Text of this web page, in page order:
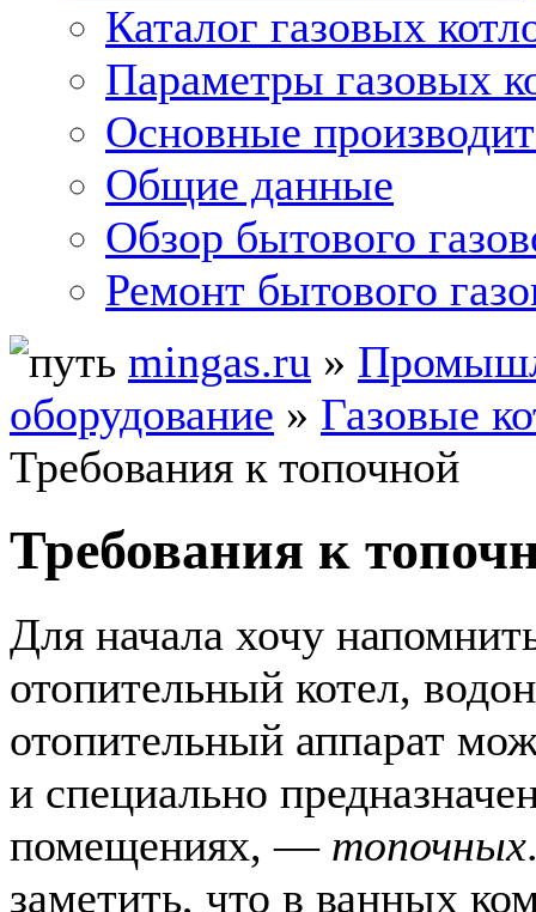
Каталог газовых
Параметры газовых
Основные
Общие данные
Обзор бытового
Ремонт бытового
mingas.ru »
оборудование » Газовые
Требования к топочной
Требования к
Для начала хочу
отопительный котел,
отопительный аппарат
и специально
помещениях, — топочных
заметить, что в ванных